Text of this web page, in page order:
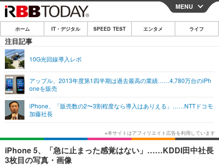
CLOSE
ホーム
IT・デジタル
ネタ
ショッピング その他
SPEED TEST
エンタメ
エンタメTOP
韓国・芸能
音楽 スポーツ
ライフ
ライフTOP グルメ
ペット ショッピング
リリース一覧
プッシュ通知の停止方法
MENU
ホーム IT・デジタル SPEED TEST エンタメ ライフ
注目記事
10G光回線導入レポ
アップル、2013年度第1四半期は過去最高の業績……4,780万台のiPh
oneを販売
iPhone、「販売数の2〜3割程度なら導入はありえる」……NTTドコモ
加藤社長
iPhone 5、「急に止まった感覚はない」……KDDI田中社長
3枚目の写真・画像